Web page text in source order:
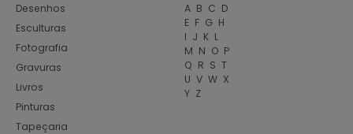
Desenhos
Esculturas
Fotografia
Gravuras
Livros
Pinturas
Tapeçaria
A B C D
E F G H
I J K L
M N O P
Q R S T
U V W X
Y Z